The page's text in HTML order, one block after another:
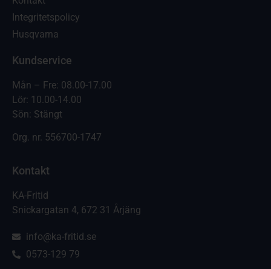
Integritetspolicy
Husqvarna
Kundservice
Mån – Fre: 08.00-17.00
Lör: 10.00-14.00
Sön: Stängt
Org. nr. 556700-1747
Kontakt
KA-Fritid
Snickargatan 4, 672 31 Årjäng
info@ka-fritid.se
0573-129 79